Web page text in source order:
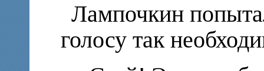
Лампочкин
голосу так